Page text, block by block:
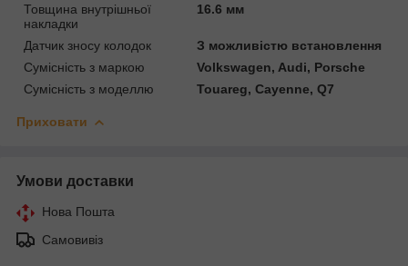
Товщина внутрішньої
накладки
16.6 мм
Датчик зносу колодок
З можливістю встановлення
Сумісність з маркою
Volkswagen, Audi, Porsche
Сумісність з моделлю
Touareg, Cayenne, Q7
Приховати
Умови доставки
Нова Пошта
Самовивіз